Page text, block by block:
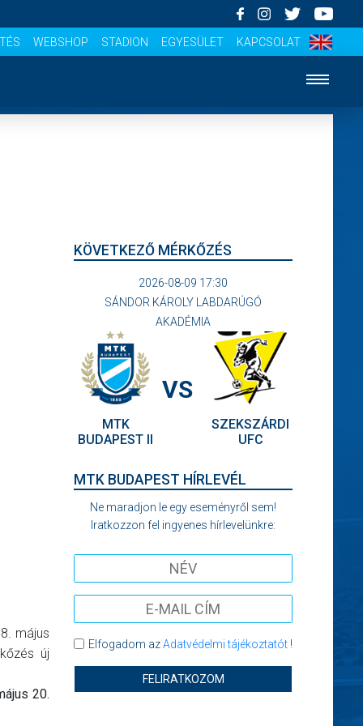
WEBSHOP STADION EGYESÜLET KAPCSOLAT
május
új
20.
KÖVETKEZŐ MÉRKŐZÉS
2026-08-09 17:30
SÁNDOR KÁROLY LABDARÚGÓ
AKADÉMIA
MTK
BUDAPEST II
VS
SZEKSZÁRDI
UFC
MTK BUDAPEST HÍRLEVÉL
Ne maradjon le egy eseményről sem!
Iratkozzon fel ingyenes hírlevelünkre:
Elfogadom azAdatvédelmi tájékoztatót!
FELIRATKOZOM